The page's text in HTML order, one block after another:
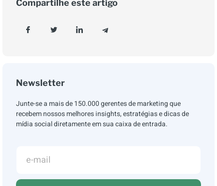
Compartilhe este artigo
Newsletter
Junte-se a mais de 150.000 gerentes de marketing que
recebem nossos melhores insights, estratégias e dicas de
mídia social diretamente em sua caixa de entrada.